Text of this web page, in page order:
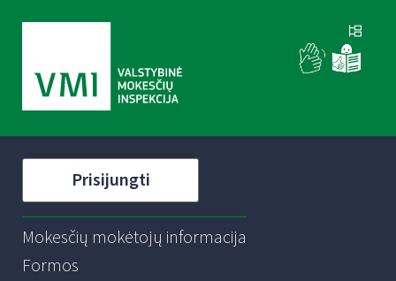
Prisijungti
Mokesčių mokėtojų informacija
Formos